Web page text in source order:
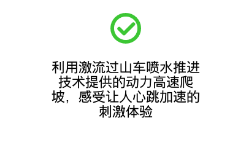
利用激流过山车喷水推进
技术提供的动力高速爬
坡，感受让人心跳加速的
刺激体验